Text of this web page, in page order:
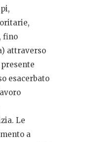
fino
attraverso
esacerbato
Le
a